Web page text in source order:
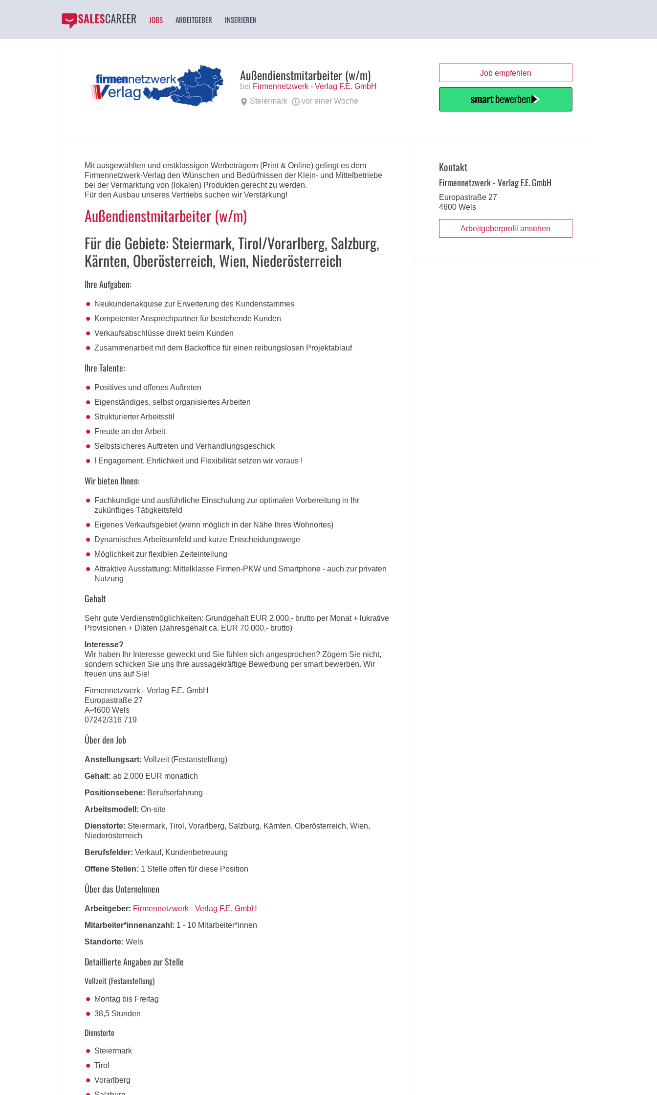
JOBS ARBEITGEBER INSERIEREN
Außendienstmitarbeiter (w/m)
bei Firmennetzwerk - Verlag F.E. GmbH
Steiermark
vor einer Woche
Job empfehlen
Mit ausgewählten und erstklassigen Werbeträgern (Print & Online) gelingt es dem
Firmennetzwerk-Verlag den Wünschen und Bedürfnissen der Klein- und Mittelbetriebe
bei der Vermarktung von (lokalen) Produkten gerecht zu werden.
Für den Ausbau unseres Vertriebs suchen wir Verstärkung!
Außendienstmitarbeiter (w/m)
Für die Gebiete: Steiermark, Tirol/Vorarlberg, Salzburg,
Kärnten, Oberösterreich, Wien, Niederösterreich
Ihre Aufgaben:
Neukundenakquise zur Erweiterung des Kundenstammes
Kompetenter Ansprechpartner für bestehende Kunden
Verkaufsabschlüsse direkt beim Kunden
Zusammenarbeit mit dem Backoffice für einen reibungslosen Projektablauf
Ihre Talente:
Positives und offenes Auftreten
Eigenständiges, selbst organisiertes Arbeiten
Strukturierter Arbeitsstil
Freude an der Arbeit
Selbstsicheres Auftreten und Verhandlungsgeschick
! Engagement, Ehrlichkeit und Flexibilität setzen wir voraus !
Wir bieten Ihnen:
Fachkundige und ausführliche Einschulung zur optimalen Vorbereitung in Ihr
zukünftiges Tätigkeitsfeld
Eigenes Verkaufsgebiet (wenn möglich in der Nähe Ihres Wohnortes)
Dynamisches Arbeitsumfeld und kurze Entscheidungswege
Möglichkeit zur flexiblen Zeiteinteilung
Attraktive Ausstattung: Mittelklasse Firmen-PKW und Smartphone - auch zur privaten
Nutzung
Gehalt
Sehr gute Verdienstmöglichkeiten: Grundgehalt EUR 2.000,- brutto per Monat + lukrative
Provisionen + Diäten (Jahresgehalt ca. EUR 70.000,- brutto)
Interesse?
Wir haben Ihr Interesse geweckt und Sie fühlen sich angesprochen? Zögern Sie nicht,
sondern schicken Sie uns Ihre aussagekräftige Bewerbung per smart bewerben. Wir
freuen uns auf Sie!
Firmennetzwerk - Verlag F.E. GmbH
Europastraße 27
A-4600 Wels
07242/316 719
Über den Job
Anstellungsart: Vollzeit (Festanstellung)
Gehalt: ab 2.000 EUR monatlich
Positionsebene: Berufserfahrung
Arbeitsmodell: On-site
Dienstorte: Steiermark, Tirol, Vorarlberg, Salzburg, Kärnten, Oberösterreich, Wien,
Niederösterreich
Berufsfelder: Verkauf, Kundenbetreuung
Offene Stellen: 1 Stelle offen für diese Position
Über das Unternehmen
Arbeitgeber: Firmennetzwerk - Verlag F.E. GmbH
Mitarbeiter*innenanzahl: 1 - 10 Mitarbeiter*innen
Standorte: Wels
Detaillierte Angaben zur Stelle
Vollzeit (Festanstellung)
Montag bis Freitag
38,5 Stunden
Dienstorte
Steiermark
Tirol
Vorarlberg
Kontakt
Firmennetzwerk - Verlag F.E. GmbH
Europastraße 27
4600 Wels
Arbeitgeberprofil ansehen